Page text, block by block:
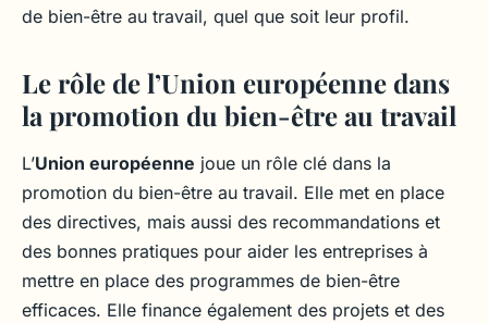
de bien-être au travail, quel que soit leur profil.
Le rôle de l’Union européenne dans
la promotion du bien-être au travail
L’Union européenne joue un rôle clé dans la
promotion du bien-être au travail. Elle met en place
des directives, mais aussi des recommandations et
des bonnes pratiques pour aider les entreprises à
mettre en place des programmes de bien-être
efficaces. Elle finance également des projets et des